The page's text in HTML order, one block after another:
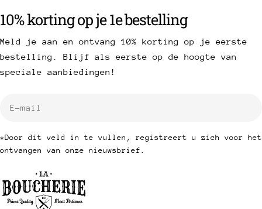
10% korting op je 1e bestelling
Meld je aan en ontvang 10% korting op je eerste
bestelling. Blijf als eerste op de hoogte van
speciale aanbiedingen!
*Door dit veld in te vullen, registreert u zich voor het
ontvangen van onze nieuwsbrief.